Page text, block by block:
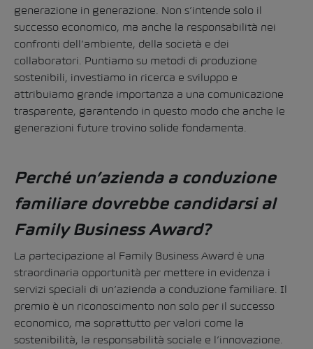
generazione in generazione. Non s’intende solo il
successo economico, ma anche la responsabilità nei
confronti dell’ambiente, della società e dei
collaboratori. Puntiamo su metodi di produzione
sostenibili, investiamo in ricerca e sviluppo e
attribuiamo grande importanza a una comunicazione
trasparente, garantendo in questo modo che anche le
generazioni future trovino solide fondamenta.
Perché un’azienda a conduzione
familiare dovrebbe candidarsi al
Family Business Award?
La partecipazione al Family Business Award è una
straordinaria opportunità per mettere in evidenza i
servizi speciali di un’azienda a conduzione familiare. Il
premio è un riconoscimento non solo per il successo
economico, ma soprattutto per valori come la
sostenibilità, la responsabilità sociale e l’innovazione.